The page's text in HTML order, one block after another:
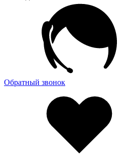
Обратный звонок